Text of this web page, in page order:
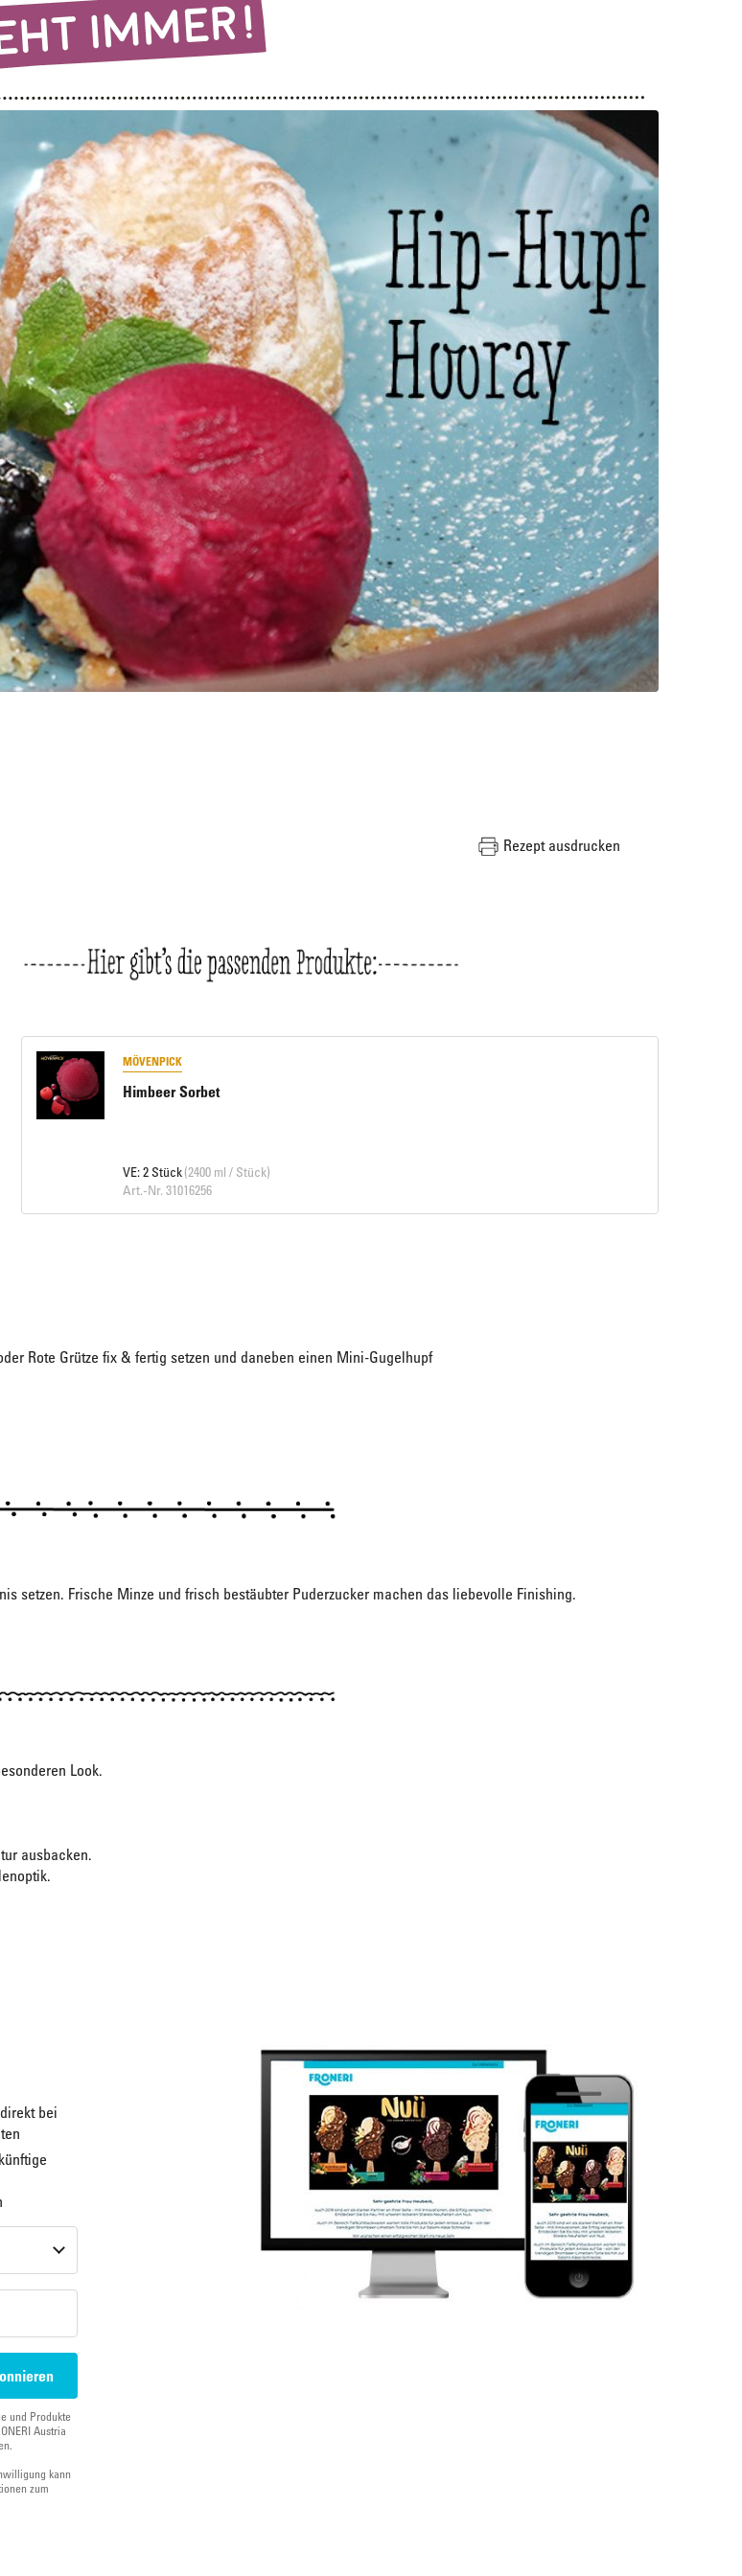
Rezept ausdrucken
MÖVENPICK
Himbeer Sorbet
VE: 2 Stück (2400 ml / Stück)
Art.-Nr. 31016256
Rote Grütze fix & fertig setzen und daneben einen Mini-Gugelhupf
setzen. Frische Minze und frisch bestäubter Puderzucker machen das liebevolle Finishing.
Look.
ausbacken.
bei
und Produkte
Austria
kann
zum